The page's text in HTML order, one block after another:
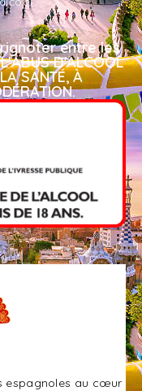
espagnoles au cœur
entre les
D'ALCOOL
SANTÉ, À